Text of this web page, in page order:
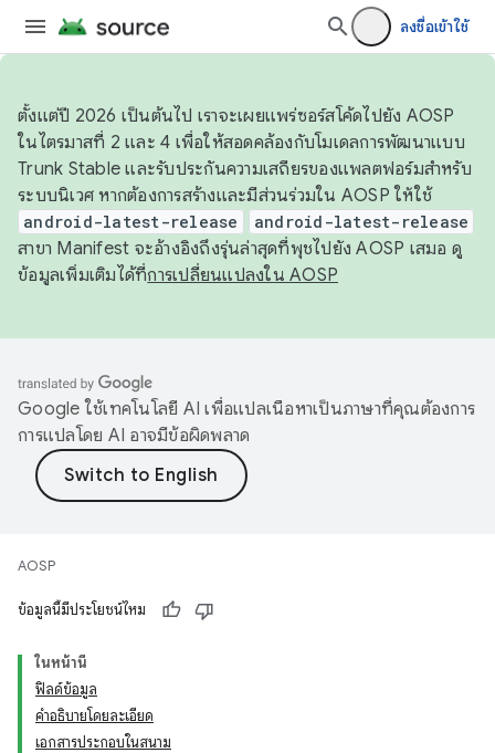
ลงชื่อเข้าใช้
ตั้งแต่ปี 2026 เป็นต้นไป เราจะเผยแพร่ซอร์สโค้ดไปยัง AOSP
ในไตรมาสที่ 2 และ 4 เพื่อให้สอดคล้องกับโมเดลการพัฒนาแบบ
Trunk Stable และรับประกันความเสถียรของแพลตฟอร์มสำหรับ
ระบบนิเวศ หากต้องการสร้างและมีส่วนร่วมใน AOSP ให้ใช้
android-latest-release android-latest-release
สาขา Manifest จะอ้างอิงถึงรุ่นล่าสุดที่พุชไปยัง AOSP เสมอ ดู
ข้อมูลเพิ่มเติมได้ที่การเปลี่ยนแปลงใน AOSP
Google ใช้เทคโนโลยี AI เพื่อแปลเนื้อหาเป็นภาษาที่คุณต้องการ
การแปลโดย AI อาจมีข้อผิดพลาด
AOSP
ข้อมูลนี้มีประโยชน์ไหม
ในหน้านี้
ฟิลด์ข้อมูล
คำอธิบายโดยละเอียด
เอกสารประกอบในสนาม